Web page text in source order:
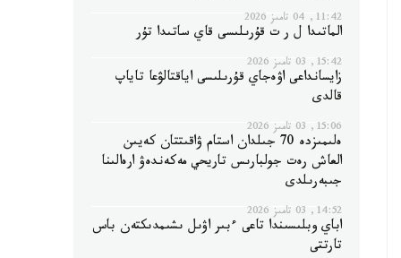
11:42, 04 تامىز 2026
الماتىدا ل ر ت قۇرىلىسى قاي ساتىدا تۇر
15:42, 03 تامىز 2026
زايسانداعى اۋەجاي قۇرىلىسى اياقتالۋعا تاياپ
قالدى
15:06, 03 تامىز 2026
ەلىمىزدە 70 جىلدان استام ۋاقىتتان كەيىن
العاش رەت جولبارىس تاريحي مەكەندەۋ ارەالىنا
جىبەرىلدى
14:52, 03 تامىز 2026
اباي وبلىسىندا تاعى ءبىر اۋىل ىشىمدىكتەن باس
تارتتى